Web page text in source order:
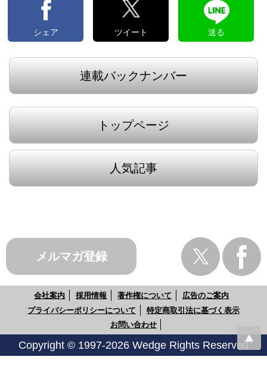
シェア ツイート 送る
連載バックナンバー
トップページ
人気記事
メルマガ登録
会社案内 採用情報 著作権について
広告のご案内
プライバシーポリシーについて
特定商取引法に基づく表示
お問い合わせ
Copyright © 1997-2026 Wedge Rights Reserved